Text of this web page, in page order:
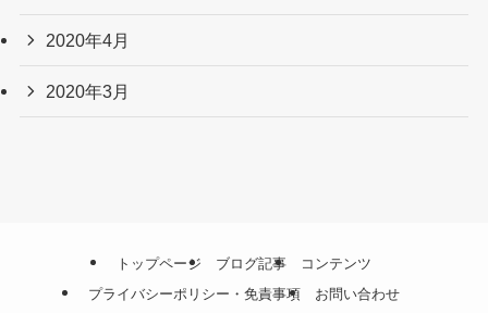
2020年4月
2020年3月
トップページ ブログ記事
コンテンツ
プライバシーポリシー・免責事項
お問い合わせ